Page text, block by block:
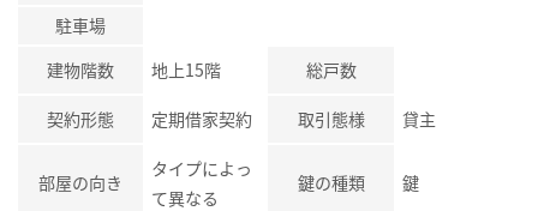
駐車場
建物階数
地上15階 総戸数
契約形態 定期借家契約 取引態様 貸主
部屋の向き
タイプによっ
て異なる
鍵の種類 鍵